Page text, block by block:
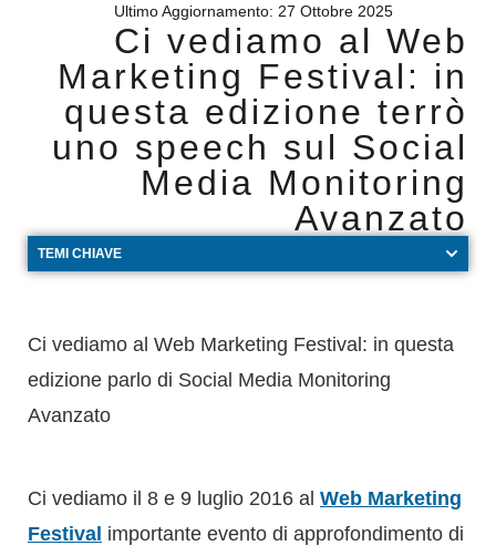
Ci vediamo al Web
Marketing Festival: in
questa edizione terrò
uno speech sul Social
Media Monitoring
Avanzato
Ultimo Aggiornamento: 27 Ottobre 2025
TEMI CHIAVE
Ci vediamo al Web Marketing Festival: in questa
edizione parlo di Social Media Monitoring
Avanzato
Ci vediamo il 8 e 9 luglio 2016 al Web Marketing
Festival importante evento di approfondimento di